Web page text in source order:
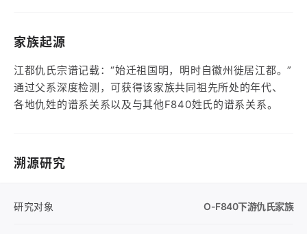
家族起源
江都仇氏宗谱记载：“始迁祖国明，明时自徽州徙居江都。”
通过父系深度检测，可获得该家族共同祖先所处的年代、
各地仇姓的谱系关系以及与其他F840姓氏的谱系关系。
溯源研究
研究对象 O-F840下游仇氏家族